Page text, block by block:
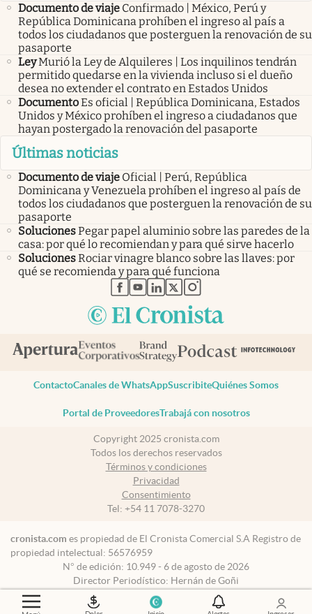
Documento de viaje Confirmado | México, Perú y
República Dominicana prohíben el ingreso al país a
todos los ciudadanos que posterguen la renovación de su
pasaporte
LeyMurió la Ley de Alquileres | Los inquilinos tendrán
permitido quedarse en la vivienda incluso si el dueño
desea no extender el contrato en Estados Unidos
DocumentoEs oficial | República Dominicana, Estados
Unidos y México prohíben el ingreso a ciudadanos que
hayan postergado la renovación del pasaporte
Últimas noticias
Documento de viaje Oficial | Perú, República
Dominicana y Venezuela prohíben el ingreso al país de
todos los ciudadanos que posterguen la renovación de su
pasaporte
SolucionesPegar papel aluminio sobre las paredes de la
casa: por qué lo recomiendan y para qué sirve hacerlo
SolucionesRociar vinagre blanco sobre las llaves: por
qué se recomienda y para qué funciona
abre en nueva pestaña
abre en nueva pestaña
abre en nueva pestaña
abre en nueva pestaña
abre en nueva pestaña
ContactoCanales de WhatsAppSuscribiteQuiénes Somos
Portal de ProveedoresTrabajá con nosotros
Copyright 2025 cronista.com
Todos los derechos reservados
Términos y condiciones
Privacidad
Consentimiento
Tel: +54 11 7078-3270
cronista.com es propiedad de El Cronista Comercial S.A Registro de
propiedad intelectual: 56576959
N° de edición: 10.949 - 6 de agosto de 2026
Director Periodístico: Hernán de Goñi